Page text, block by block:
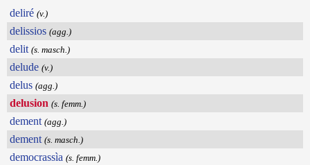
deliré (v.)
delissios (agg.)
delit (s. masch.)
delude (v.)
delus (agg.)
delusion (s. femm.)
dement (agg.)
dement (s. masch.)
democrassìa (s. femm.)